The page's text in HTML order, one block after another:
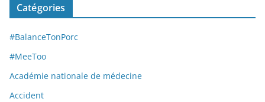
Catégories
#BalanceTonPorc
#MeeToo
Académie nationale de médecine
Accident